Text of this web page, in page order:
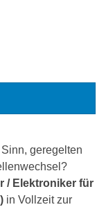
geregelten
/ Elektroniker für
in Vollzeit zur